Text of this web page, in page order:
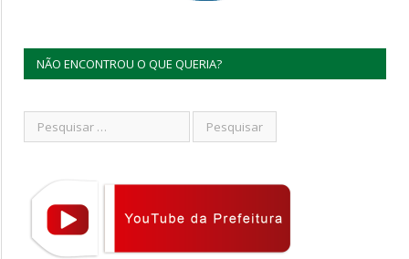
NÃO ENCONTROU O QUE QUERIA?